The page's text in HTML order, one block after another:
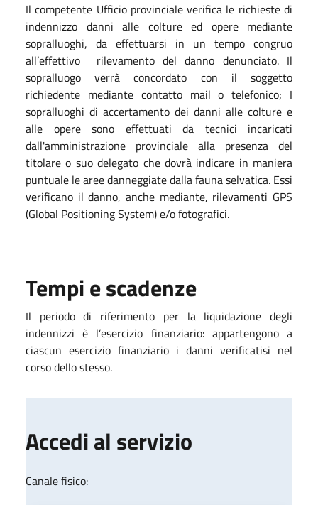
Il competente Ufficio provinciale verifica le richieste di
indennizzo danni alle colture ed opere mediante
sopralluoghi, da effettuarsi in un tempo congruo
all’effettivo rilevamento del danno denunciato. Il
sopralluogo verrà concordato con il soggetto
richiedente mediante contatto mail o telefonico; I
sopralluoghi di accertamento dei danni alle colture e
alle opere sono effettuati da tecnici incaricati
dall'amministrazione provinciale alla presenza del
titolare o suo delegato che dovrà indicare in maniera
puntuale le aree danneggiate dalla fauna selvatica. Essi
verificano il danno, anche mediante, rilevamenti GPS
(Global Positioning System) e/o fotografici.
Tempi e scadenze
Il periodo di riferimento per la liquidazione degli
indennizzi è l’esercizio finanziario: appartengono a
ciascun esercizio finanziario i danni verificatisi nel
corso dello stesso.
Accedi al servizio
Canale fisico: